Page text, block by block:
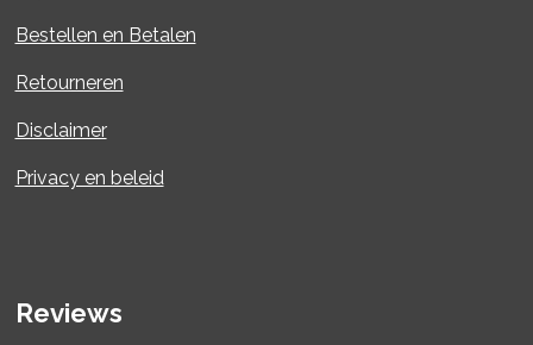
Bestellen en Betalen
Retourneren
Disclaimer
Privacy en beleid
Reviews